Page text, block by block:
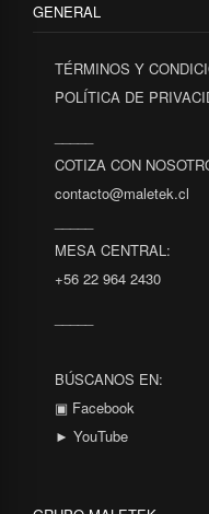
GENERAL
TÉRMINOS Y
POLÍTICA DE
COTIZA CON
contacto@maletek.cl
MESA CENTRAL:
+56 22 964 2430
BÚSCANOS EN:
▣ Facebook
► YouTube